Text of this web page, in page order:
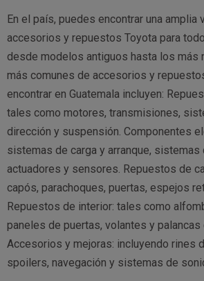
En el país, puedes encontrar una amplia
accesorios y repuestos Toyota para
desde modelos antiguos hasta los más
más comunes de accesorios y
encontrar en Guatemala incluyen:
tales como motores, transmisiones,
dirección y suspensión. Componentes
sistemas de carga y arranque, sistemas
actuadores y sensores. Repuestos de
capós, parachoques, puertas, espejos
Repuestos de interior: tales como
paneles de puertas, volantes y palancas
Accesorios y mejoras: incluyendo rines
spoilers, navegación y sistemas de